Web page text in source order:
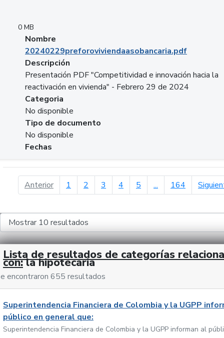
0 MB
Nombre
20240229preforoviviendaasobancaria.pdf
Descripción
Presentación PDF "Competitividad e innovación hacia la
reactivación en vivienda" - Febrero 29 de 2024
Categoria
No disponible
Tipo de documento
No disponible
Fechas
Anteriorpágina anterior
1 2 3 4 5 ... 164
Lista de resultados de categorías
con: la hipotecaria
encontraron 655 resultados
Superintendencia Financiera de Colombia y la UGPP
público en general que:
Superintendencia Financiera de Colombia y la UGPP informan al